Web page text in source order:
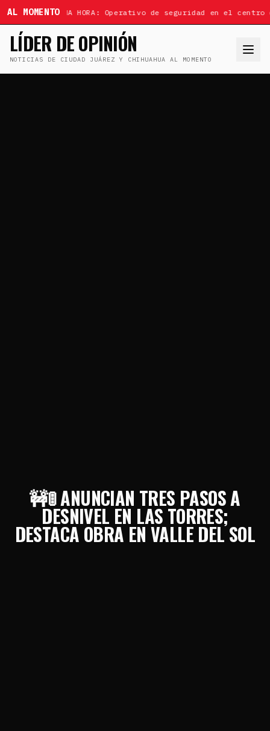
AL MOMENTOÚLTIMA HORA: Operativo de seguridad en el
LÍDER DE OPINIÓN
NOTICIAS DE CIUDAD JUÁREZ Y CHIHUAHUA AL MOMENTO
🚧🚦 ANUNCIAN TRES PASOS A
DESNIVEL EN LAS TORRES;
DESTACA OBRA EN VALLE DEL SOL